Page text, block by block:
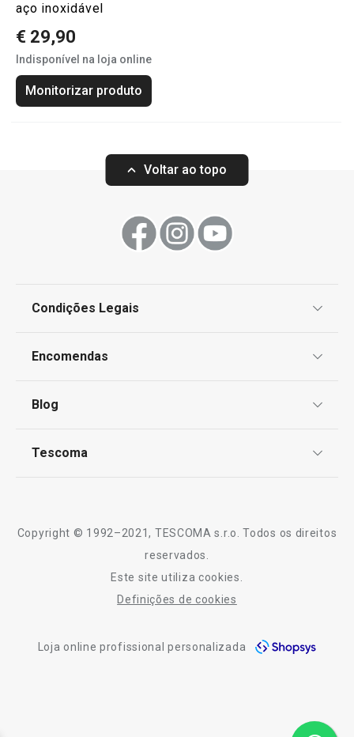
aço inoxidável
€ 29,90
Indisponível na loja online
Monitorizar produto
Voltar ao topo
Condições Legais
Livro de Reclamações
Encomendas
Perguntas Frequentes
Blog
Tescoma
Copyright © 1992–2021, TESCOMA s.r.o. Todos os direitos
reservados.
Este site utiliza cookies.
Definições de cookies
Loja online profissional personalizada